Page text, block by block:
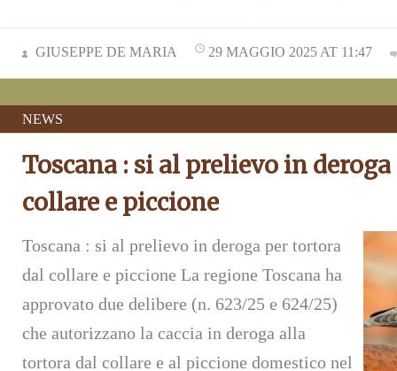
GIUSEPPE DE MARIA 29 MAGGIO 2025 AT 11:47
NEWS
Toscana : si al prelievo in
collare e piccione
Toscana : si al prelievo in deroga per tortora
dal collare e piccione La regione Toscana ha
approvato due delibere (n. 623/25 e 624/25)
che autorizzano la caccia in deroga alla
tortora dal collare e al piccione domestico nel